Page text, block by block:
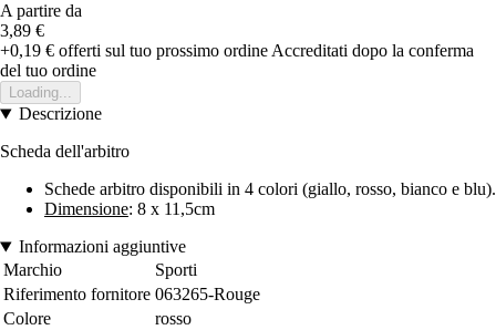
A partire da
3,89 €
+0,19 € offerti sul tuo prossimo ordine Accreditati dopo la conferma
del tuo ordine
Loading...
Descrizione
Scheda dell'arbitro
Schede arbitro disponibili in 4 colori (giallo, rosso, bianco e blu).
Dimensione: 8 x 11,5cm
Informazioni aggiuntive
Marchio
Sporti
Riferimento fornitore 063265-Rouge
Colore
rosso